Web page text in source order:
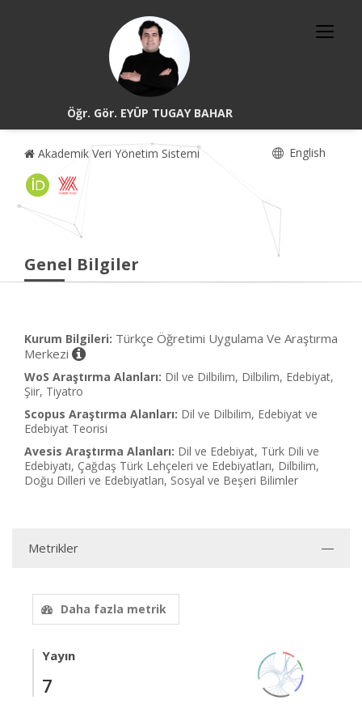
Öğr. Gör. EYÜP TUGAY BAHAR
Akademik Veri Yönetim Sistemi English
Genel Bilgiler
Kurum Bilgileri: Türkçe Öğretimi Uygulama Ve Araştırma
Merkezi
WoS Araştırma Alanları: Dil ve Dilbilim, Dilbilim, Edebiyat,
Şiir, Tiyatro
Scopus Araştırma Alanları: Dil ve Dilbilim, Edebiyat ve
Edebiyat Teorisi
Avesis Araştırma Alanları: Dil ve Edebiyat, Türk Dili ve
Edebiyatı, Çağdaş Türk Lehçeleri ve Edebiyatları, Dilbilim,
Doğu Dilleri ve Edebiyatları, Sosyal ve Beşeri Bilimler
Metrikler
Daha fazla metrik
Yayın
7